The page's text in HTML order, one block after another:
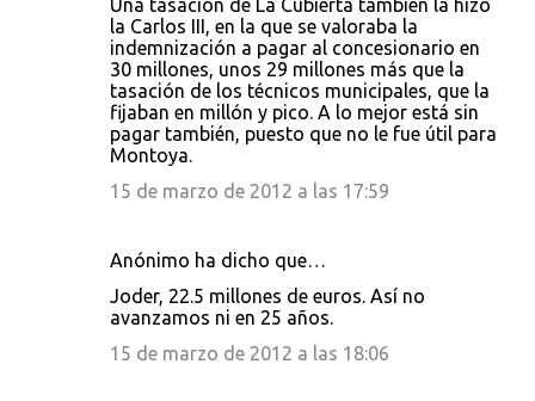
Una tasación de La Cubierta también la hizo
la Carlos III, en la que se valoraba la
indemnización a pagar al concesionario en
30 millones, unos 29 millones más que la
tasación de los técnicos municipales, que la
fijaban en millón y pico. A lo mejor está sin
pagar también, puesto que no le fue útil para
Montoya.
15 de marzo de 2012 a las 17:59
Anónimo ha dicho que…
Joder, 22.5 millones de euros. Así no
avanzamos ni en 25 años.
15 de marzo de 2012 a las 18:06